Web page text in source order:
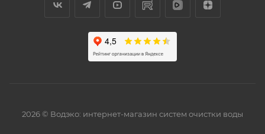
2026 © Водэко: интернет-магазин систем очистки воды